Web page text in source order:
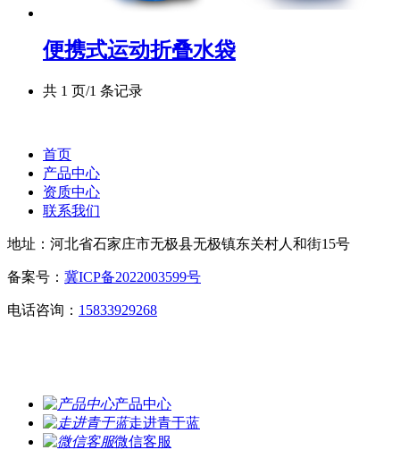
便携式运动折叠水袋
共 1 页/1 条记录
首页
产品中心
资质中心
联系我们
地址：河北省石家庄市无极县无极镇东关村人和街15号
备案号： 冀ICP备2022003599号
电话咨询： 15833929268
产品中心
走进青于蓝
微信客服